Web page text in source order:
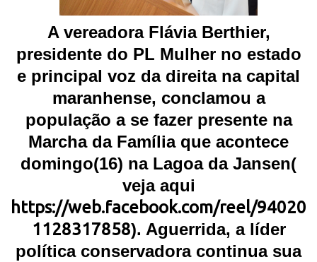
A vereadora Flávia Berthier,
presidente do PL Mulher no estado
e principal voz da direita na capital
maranhense, conclamou a
população a se fazer presente na
Marcha da Família que acontece
domingo(16) na Lagoa da Jansen(
veja aqui
https://web.facebook.com/reel/94020
1128317858). Aguerrida, a líder
política conservadora continua sua